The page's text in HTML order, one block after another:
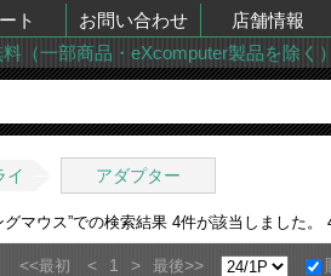
ト お問い合わせ 店舗情報
（一部商品・eXcomputer製品を除く）
イ アダプター
マウス”での検索結果 4件が該当しました。
<<最初 < 1 > 最後>>